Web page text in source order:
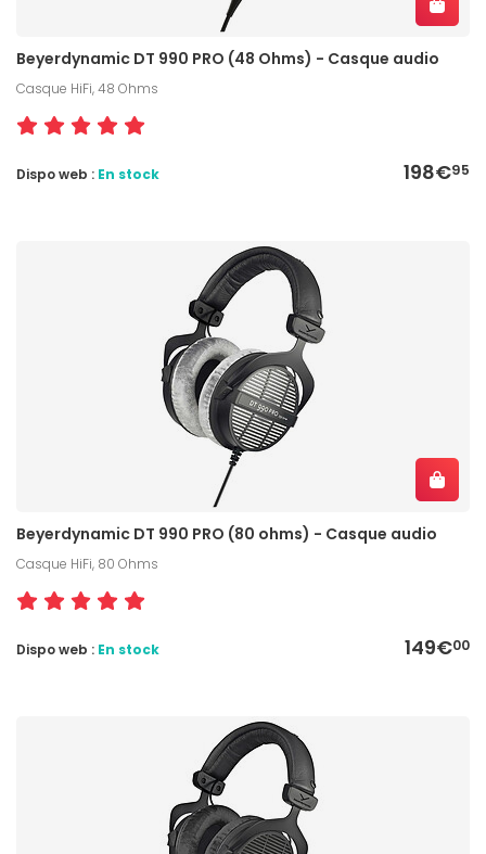
Beyerdynamic DT 990 PRO (48 Ohms) - Casque audio
Casque HiFi, 48 Ohms
198€95
Dispo web : En stock
Beyerdynamic DT 990 PRO (80 ohms) - Casque audio
Casque HiFi, 80 Ohms
149€00
Dispo web : En stock